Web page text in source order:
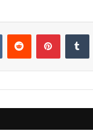
بينتيريست